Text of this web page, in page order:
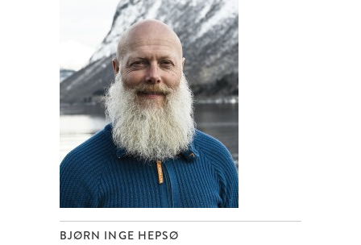
BJØRN INGE HEPSØ